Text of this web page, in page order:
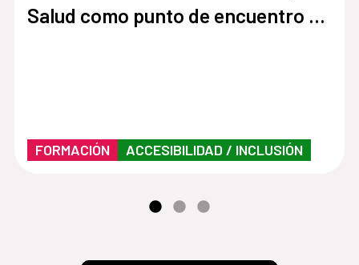
Salud como punto de encuentro y
FORMACIÓN ACCESIBILIDAD / INCLUSIÓN